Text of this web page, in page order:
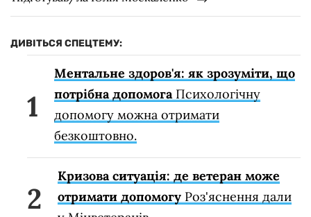
ДИВІТЬСЯ СПЕЦТЕМУ:
Ментальне здоров'я: як зрозуміти, що
потрібна допомогаПсихологічну
допомогу можна отримати
безкоштовно.
Кризова ситуація: де ветеран може
отримати допомогу Роз'яснення дали